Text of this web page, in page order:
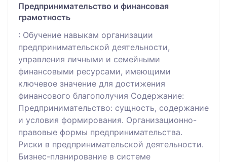
Предпринимательство и финансовая
грамотность
: Обучение навыкам организации
предпринимательской деятельности,
управления личными и семейными
финансовыми ресурсами, имеющими
ключевое значение для достижения
финансового благополучия Содержание:
Предпринимательство: сущность, содержание
и условия формирования. Организационно-
правовые формы предпринимательства.
Риски в предпринимательской деятельности.
Бизнес-планирование в системе